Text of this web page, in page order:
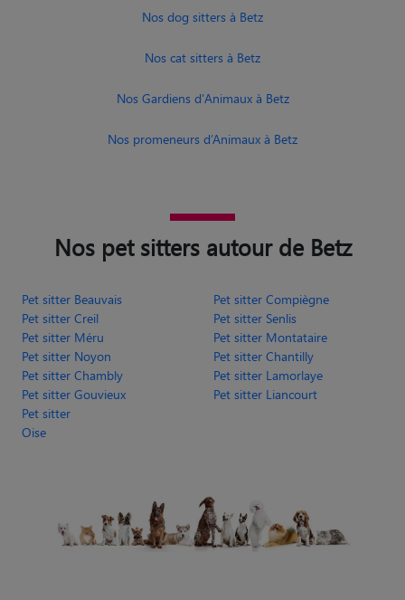
Nos dog sitters à Betz
Nos cat sitters à Betz
Nos Gardiens d'Animaux à Betz
Nos promeneurs d’Animaux à Betz
Nos pet sitters autour de Betz
Pet sitter Beauvais
Pet sitter Compiègne
Pet sitter Creil
Pet sitter Senlis
Pet sitter Méru
Pet sitter Montataire
Pet sitter Noyon
Pet sitter Chantilly
Pet sitter Chambly
Pet sitter Lamorlaye
Pet sitter Gouvieux
Pet sitter Liancourt
Pet sitter
Oise